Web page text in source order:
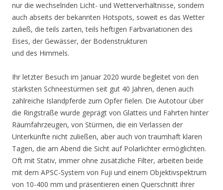
nur die wechselnden Licht- und Wetterverhältnisse, sondern
auch abseits der bekannten Hotspots, soweit es das Wetter
zuließ, die teils zarten, teils heftigen Farbvariationen des
Eises, der Gewässer, der Bodenstrukturen
und des Himmels.
Ihr letzter Besuch im Januar 2020 wurde begleitet von den
stärksten Schneestürmen seit gut 40 Jahren, denen auch
zahlreiche Islandpferde zum Opfer fielen. Die Autotour über
die Ringstraße wurde geprägt von Glatteis und Fahrten hinter
Räumfahrzeugen, von Stürmen, die ein Verlassen der
Unterkünfte nicht zuließen, aber auch von traumhaft klaren
Tagen, die am Abend die Sicht auf Polarlichter ermöglichten.
Oft mit Stativ, immer ohne zusätzliche Filter, arbeiten beide
mit dem APSC-System von Fuji und einem Objektivspektrum
von 10-400 mm und präsentieren einen Querschnitt ihrer